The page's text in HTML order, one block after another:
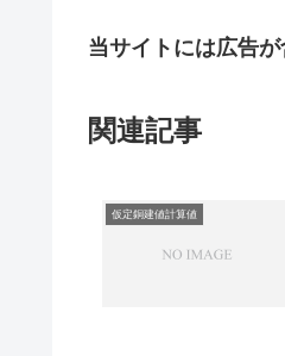
当サイトには広告が
関連記事
仮定銅建値計算値